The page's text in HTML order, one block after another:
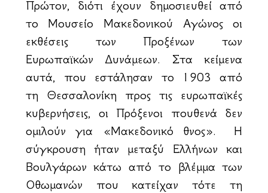
Πρώτον, διότι έχουν δημοσιευθεί από
το Μουσείο Μακεδονικού Αγώνος οι
εκθέσεις των Προξένων των
Ευρωπαϊκών Δυνάμεων. Στα κείμενα
αυτά, που εστάλησαν το 1903 από
τη Θεσσαλονίκη προς τις ευρωπαϊκές
κυβερνήσεις, οι Πρόξενοι πουθενά δεν
ομιλούν για «Μακεδονικό Ἐθνος». Η
σύγκρουση ήταν μεταξύ Ελλήνων και
Βουλγάρων κάτω από το βλέμμα των
Οθωμανών που κατείχαν τότε τη